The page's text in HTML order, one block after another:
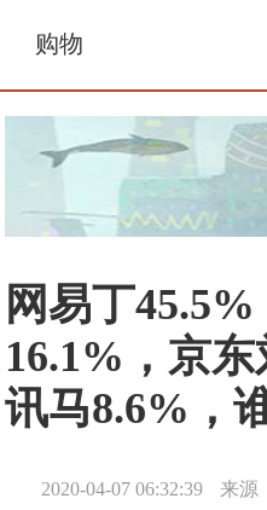
购物
网易丁
16.1%，京
讯马8.6%，
2020-04-07 06:32:39 来源